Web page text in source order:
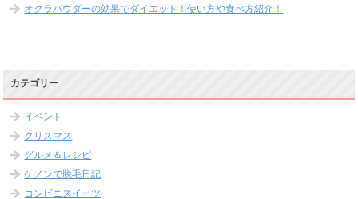
オクラパウダーの効果でダイエット！使い方や食べ方紹介！
カテゴリー
イベント
クリスマス
グルメ＆レシピ
ケノンで脱毛日記
コンビニスイーツ